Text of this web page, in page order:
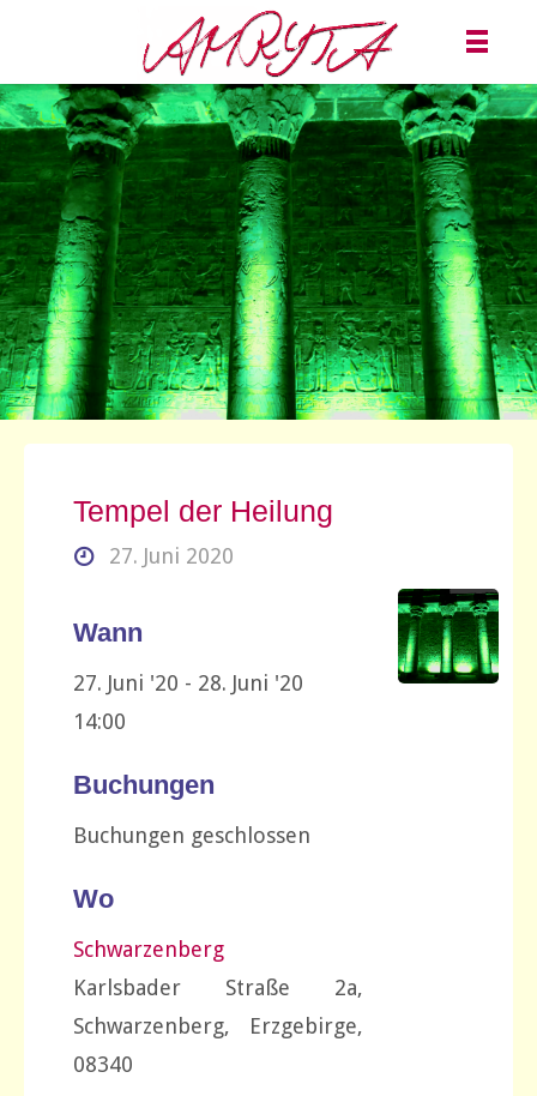
Tempel der Heilung
27. Juni 2020
Wann
27. Juni '20 - 28. Juni '20
14:00
Buchungen
Buchungen geschlossen
Wo
Schwarzenberg
Karlsbader Straße 2a,
Schwarzenberg, Erzgebirge,
08340